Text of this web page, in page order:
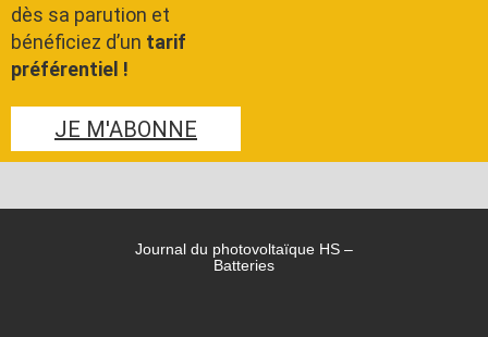
dès sa parution et
bénéficiez d’un tarif
préférentiel !
JE M'ABONNE
Journal du photovoltaïque HS –
Batteries